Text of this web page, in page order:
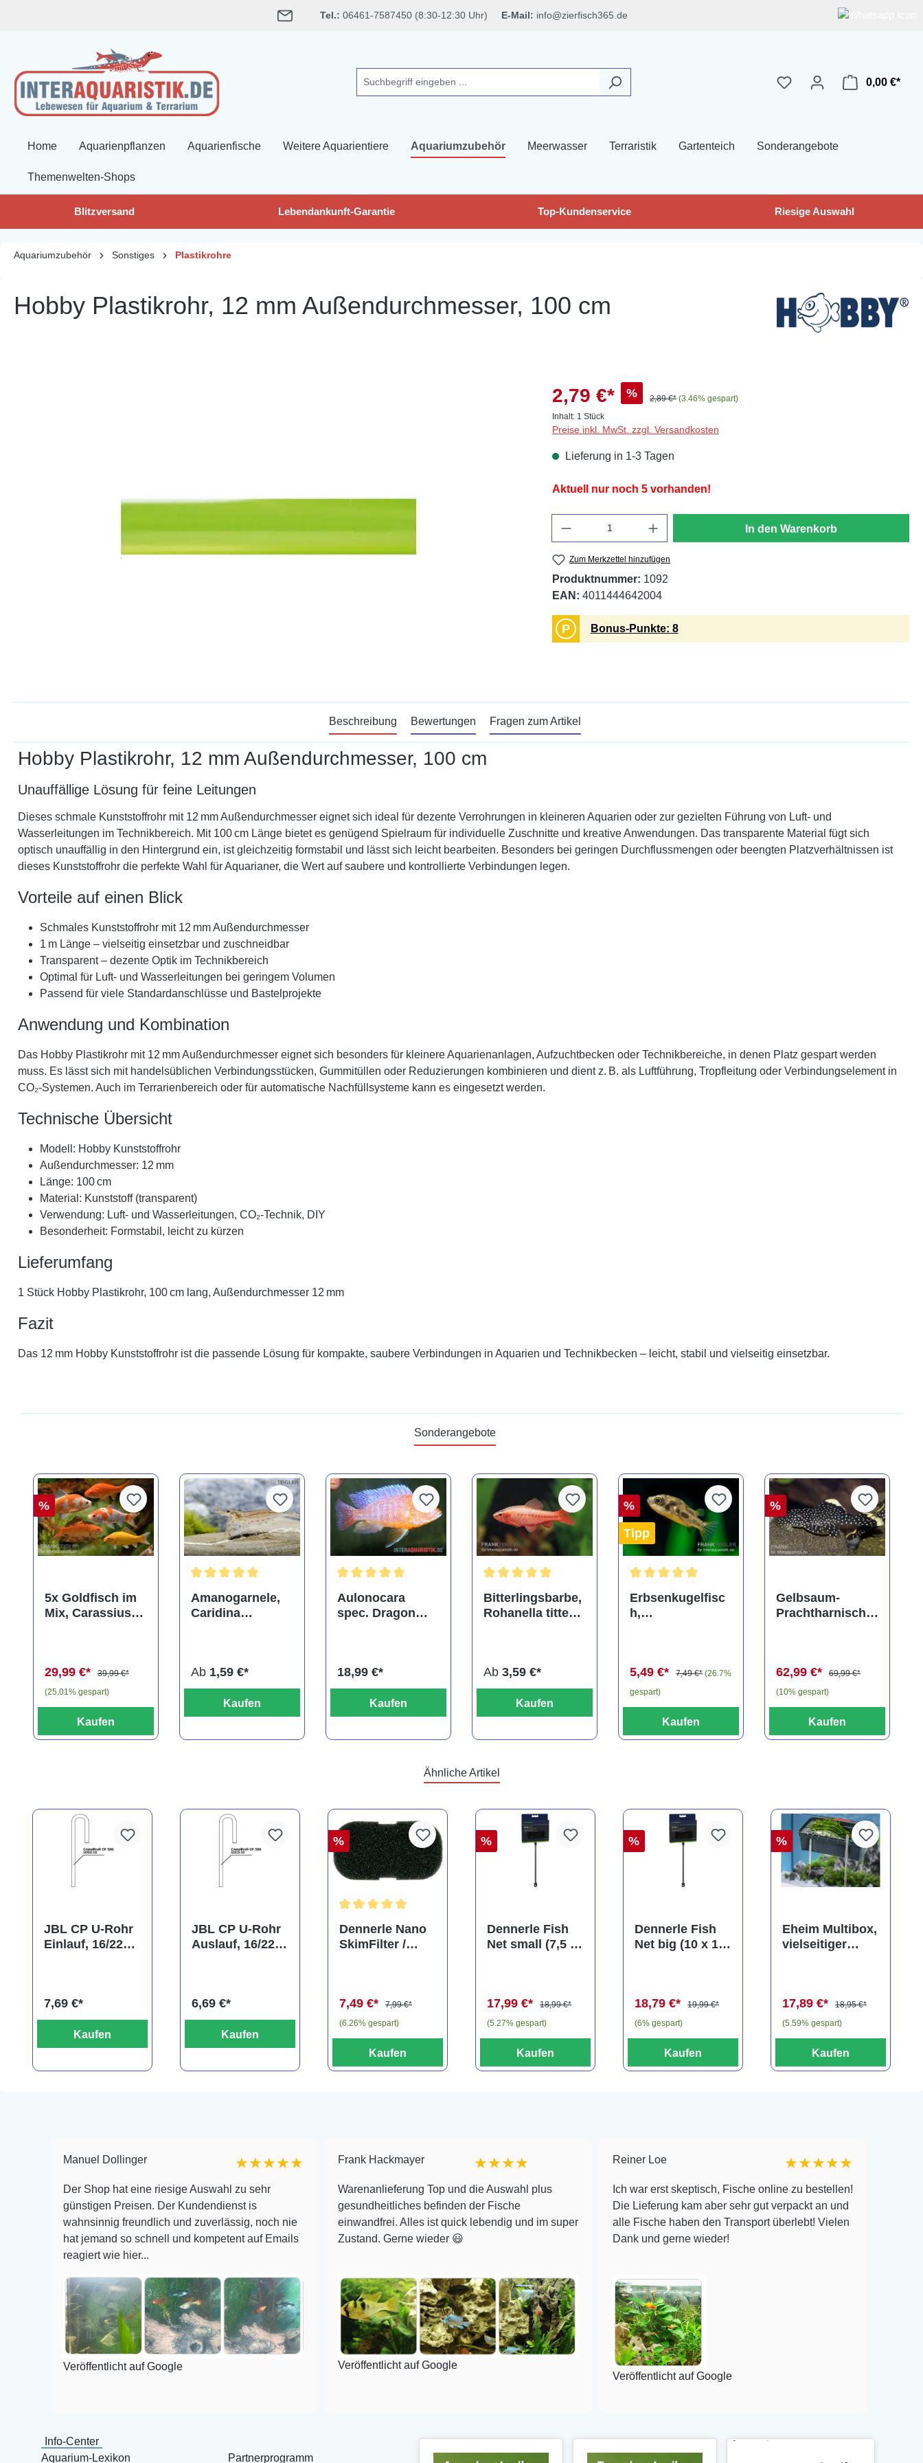
Tel.: 06461-7587450 (8:30-12:30 Uhr) E-Mail: info@zierfisch365.de
0,00 €*
Home Aquarienpflanzen Aquarienfische Weitere Aquarientiere Aquariumzubehör Meerwasser Terraristik Gartenteich Sonderangebote
Themenwelten-Shops
Blitzversand Lebendankunft-Garantie Top-Kundenservice Riesige Auswahl
Aquariumzubehör Sonstiges Plastikrohre
Hobby Plastikrohr, 12 mm Außendurchmesser, 100 cm
2,79 €* % 2,89 €* (3.46% gespart)
Inhalt: 1 Stück
Preise inkl. MwSt. zzgl. Versandkosten
Lieferung in 1-3 Tagen
Aktuell nur noch 5 vorhanden!
In den Warenkorb
Zum Merkzettel hinzufügen
Produktnummer: 1092
EAN: 4011444642004
P Bonus-Punkte: 8
Beschreibung Bewertungen Fragen zum Artikel
Hobby Plastikrohr, 12 mm Außendurchmesser, 100 cm
Unauffällige Lösung für feine Leitungen
Dieses schmale Kunststoffrohr mit 12 mm Außendurchmesser eignet sich ideal für dezente Verrohrungen in kleineren Aquarien oder zur gezielten Führung von Luft- und
Wasserleitungen im Technikbereich. Mit 100 cm Länge bietet es genügend Spielraum für individuelle Zuschnitte und kreative Anwendungen. Das transparente Material fügt sich
optisch unauffällig in den Hintergrund ein, ist gleichzeitig formstabil und lässt sich leicht bearbeiten. Besonders bei geringen Durchflussmengen oder beengten Platzverhältnissen ist
dieses Kunststoffrohr die perfekte Wahl für Aquarianer, die Wert auf saubere und kontrollierte Verbindungen legen.
Vorteile auf einen Blick
Schmales Kunststoffrohr mit 12 mm Außendurchmesser
1 m Länge – vielseitig einsetzbar und zuschneidbar
Transparent – dezente Optik im Technikbereich
Optimal für Luft- und Wasserleitungen bei geringem Volumen
Passend für viele Standardanschlüsse und Bastelprojekte
Anwendung und Kombination
Das Hobby Plastikrohr mit 12 mm Außendurchmesser eignet sich besonders für kleinere Aquarienanlagen, Aufzuchtbecken oder Technikbereiche, in denen Platz gespart werden
muss. Es lässt sich mit handelsüblichen Verbindungsstücken, Gummitüllen oder Reduzierungen kombinieren und dient z. B. als Luftführung, Tropfleitung oder Verbindungselement in
CO₂-Systemen. Auch im Terrarienbereich oder für automatische Nachfüllsysteme kann es eingesetzt werden.
Technische Übersicht
Modell: Hobby Kunststoffrohr
Außendurchmesser: 12 mm
Länge: 100 cm
Material: Kunststoff (transparent)
Verwendung: Luft- und Wasserleitungen, CO₂-Technik, DIY
Besonderheit: Formstabil, leicht zu kürzen
Lieferumfang
1 Stück Hobby Plastikrohr, 100 cm lang, Außendurchmesser 12 mm
Fazit
Das 12 mm Hobby Kunststoffrohr ist die passende Lösung für kompakte, saubere Verbindungen in Aquarien und Technikbecken – leicht, stabil und vielseitig einsetzbar.
Sonderangebote
%
5x Goldfisch im
Mix, Carassius
29,99 €*
39,99 €*
(25.01% gespart)
Kaufen
Amanogarnele,
Caridina
Ab 1,59 €*
Kaufen
Aulonocara
spec. Dragon
18,99 €*
Kaufen
Bitterlingsbarbe,
Rohanella titteya,
Ab 3,59 €*
Kaufen
%
Tipp
Erbsenkugelfisc
h,
5,49 €*
7,49 €* (26.7%
gespart)
Kaufen
%
Gelbsaum-
Prachtharnischw
62,99 €*
69,99 €*
(10% gespart)
Kaufen
Ähnliche Artikel
JBL CP U-Rohr
Einlauf, 16/22
7,69 €*
Kaufen
JBL CP U-Rohr
Auslauf, 16/22
6,69 €*
Kaufen
%
Dennerle Nano
SkimFilter /
7,49 €*
7,99 €*
(6.26% gespart)
Kaufen
%
Dennerle Fish
Net small (7,5 x
17,99 €*
18,99 €*
(5.27% gespart)
Kaufen
%
Dennerle Fish
Net big (10 x 13
18,79 €*
19,99 €*
(6% gespart)
Kaufen
%
Eheim Multibox,
vielseitiger
17,89 €*
18,95 €*
(5.59% gespart)
Kaufen
Manuel Dollinger ★★★★★
Der Shop hat eine riesige Auswahl zu sehr
günstigen Preisen. Der Kundendienst is
wahnsinnig freundlich und zuverlässig, noch nie
hat jemand so schnell und kompetent auf Emails
reagiert wie hier...
Veröffentlicht auf Google
Frank Hackmayer ★★★★
Warenanlieferung Top und die Auswahl plus
gesundheitliches befinden der Fische
einwandfrei. Alles ist quick lebendig und im super
Zustand. Gerne wieder 😃
Veröffentlicht auf Google
Reiner Loe ★★★★★
Ich war erst skeptisch, Fische online zu bestellen!
Die Lieferung kam aber sehr gut verpackt an und
alle Fische haben den Transport überlebt! Vielen
Dank und gerne wieder!
Veröffentlicht auf Google
Info-Center
Aquarium-Lexikon
Partnerprogramm